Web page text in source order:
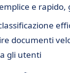
e
documenti
gli utenti